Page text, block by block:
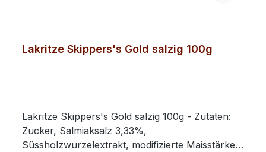
Lakritze Skippers's Gold salzig 100g
Lakritze Skippers's Gold salzig 100g - Zutaten:
Zucker, Salmiaksalz 3,33%,
Süssholzwurzelextrakt, modifizierte Maisstärke,